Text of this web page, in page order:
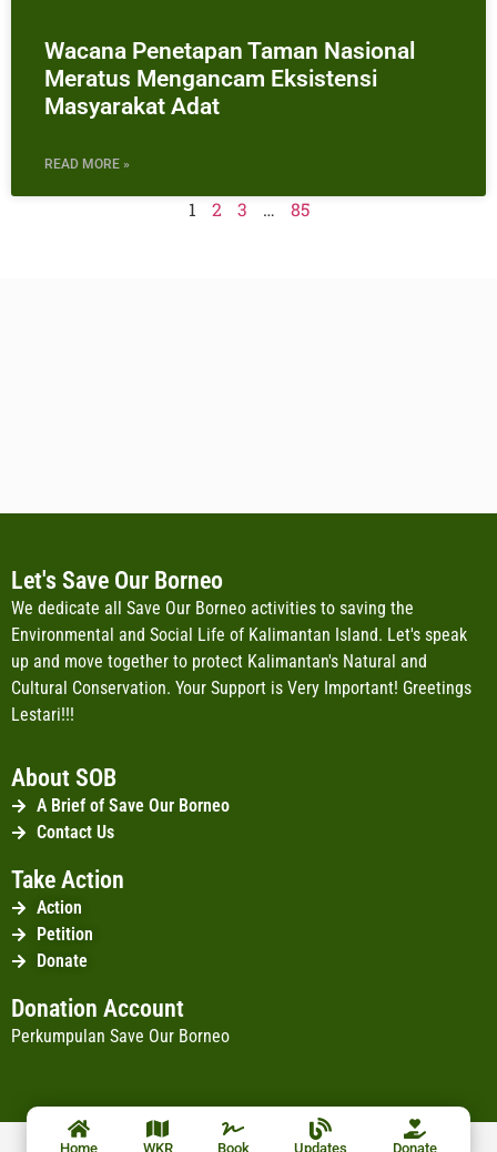
Wacana Penetapan Taman Nasional
Meratus Mengancam Eksistensi
Masyarakat Adat
READ MORE »
1 2 3 … 85
Let's Save Our Borneo
We dedicate all Save Our Borneo activities to saving the
Environmental and Social Life of Kalimantan Island. Let's speak
up and move together to protect Kalimantan's Natural and
Cultural Conservation. Your Support is Very Important! Greetings
Lestari!!!
About SOB
A Brief of Save Our Borneo
Contact Us
Take Action
Action
Petition
Donate
Donation Account
Perkumpulan Save Our Borneo
Home WKR Book Updates Donate